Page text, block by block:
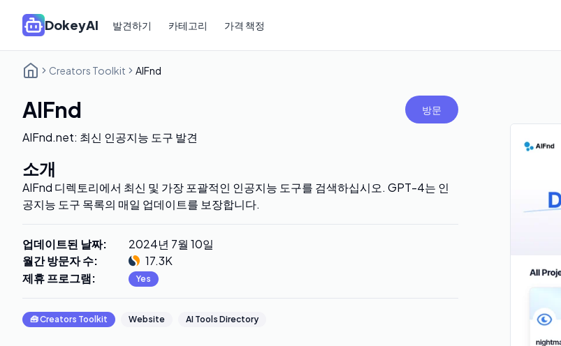
DokeyAI 발견하기 카테고리 가격 책정
Creators Toolkit AIFnd
AIFnd 방문
AIFnd.net: 최신 인공지능 도구 발견
소개
AIFnd 디렉토리에서 최신 및 가장 포괄적인 인공지능 도구를 검색하십시오. GPT-4는 인
공지능 도구 목록의 매일 업데이트를 보장합니다.
업데이트된 날짜:
2024년 7월 10일
월간 방문자 수:
17.3K
제휴 프로그램: Yes
🧰Creators Toolkit Website AI Tools Directory